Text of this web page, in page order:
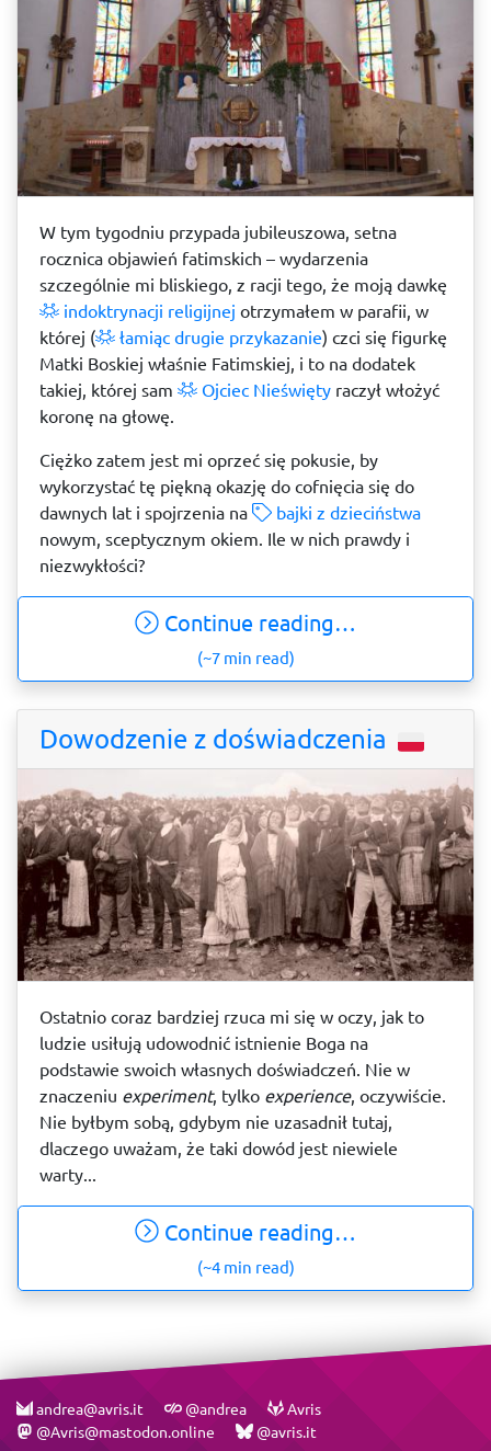
W tym tygodniu przypada jubileuszowa, setna
rocznica objawień fatimskich – wydarzenia
szczególnie mi bliskiego, z racji tego, że moją dawkę
indoktrynacji religijnej otrzymałem w parafii, w
której (
łamiąc drugie przykazanie) czci się figurkę
Matki Boskiej właśnie Fatimskiej, i to na dodatek
takiej, której sam
Ojciec Nieświętyraczył włożyć
koronę na głowę.
Ciężko zatem jest mi oprzeć się pokusie, by
wykorzystać tę piękną okazję do cofnięcia się do
dawnych lat i spojrzenia na
bajki z dzieciństwa
nowym, sceptycznym okiem. Ile w nich prawdy i
niezwykłości?
Continue reading…
(~7 min read)
Dowodzenie z doświadczenia
Ostatnio coraz bardziej rzuca mi się w oczy, jak to
ludzie usiłują udowodnić istnienie Boga na
podstawie swoich własnych doświadczeń. Nie w
znaczeniu experiment, tylko experience, oczywiście.
Nie byłbym sobą, gdybym nie uzasadnił tutaj,
dlaczego uważam, że taki dowód jest niewiele
warty...
Continue reading…
(~4 min read)
andrea@avris.it @andrea
Avris
@Avris@mastodon.online
@avris.it